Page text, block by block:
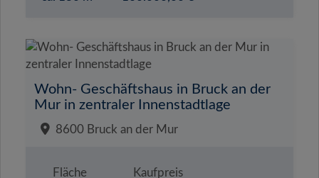
Wohn- Geschäftshaus in Bruck an der
Mur in zentraler Innenstadtlage
8600 Bruck an der Mur
Fläche
Kaufpreis